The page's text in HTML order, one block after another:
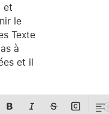
et
le
Texte
à
et il